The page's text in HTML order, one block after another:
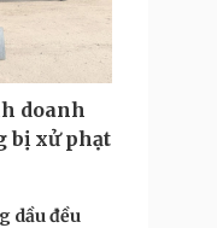
doanh
bị xử phạt
dầu đều